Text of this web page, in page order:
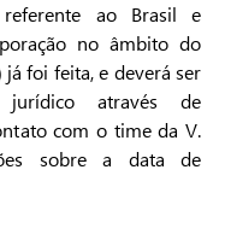
ao Brasil e
no âmbito do
já foi feita, e deverá ser
jurídico através de
com o time da V.
sobre a data de